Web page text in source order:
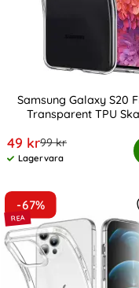
Samsung Galaxy S20
Transparent TPU
rea pris
49 krtidigare pris
99 kr
Tillgänglighet:
Lagervara
Galaxy S20
-67%